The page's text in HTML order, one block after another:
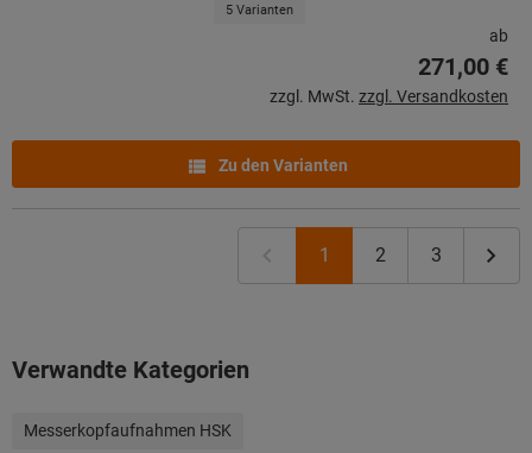
5 Varianten
ab
271,00 €
zzgl. MwSt. zzgl. Versandkosten
Zu den Varianten
1 2 3
Verwandte Kategorien
Messerkopfaufnahmen HSK